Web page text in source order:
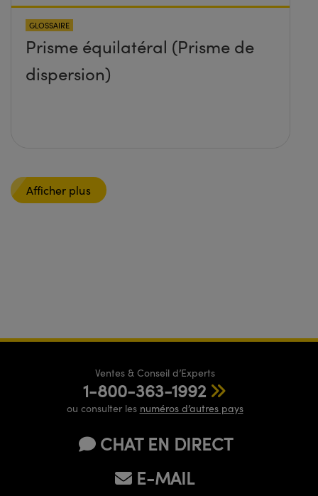
GLOSSAIRE
Prisme équilatéral (Prisme de
dispersion)
Afficher plus
Ventes & Conseil d’Experts
1-800-363-1992
ou consulter les numéros d’autres pays
CHAT EN DIRECT
E-MAIL